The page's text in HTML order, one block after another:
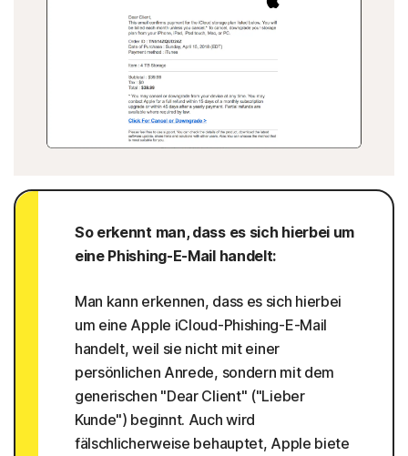
So erkennt man, dass es sich hierbei um
eine Phishing-E-Mail handelt:
Man kann erkennen, dass es sich hierbei
um eine Apple iCloud-Phishing-E-Mail
handelt, weil sie nicht mit einer
persönlichen Anrede, sondern mit dem
generischen "Dear Client" ("Lieber
Kunde") beginnt. Auch wird
fälschlicherweise behauptet, Apple biete